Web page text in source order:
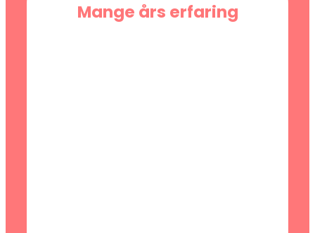
Mange års erfaring